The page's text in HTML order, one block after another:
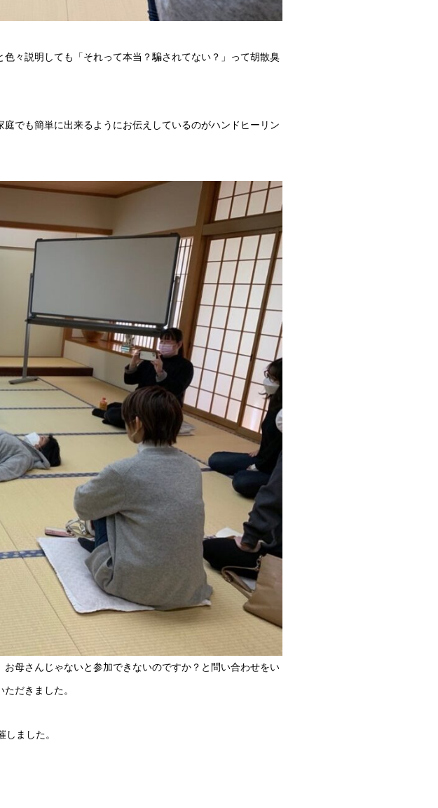
々説明しても「それって本当？騙されてない？」って胡散臭
でも簡単に出来るようにお伝えしているのがハンドヒーリン
母さんじゃないと参加できないのですか？と問い合わせをい
だきました。
ました。